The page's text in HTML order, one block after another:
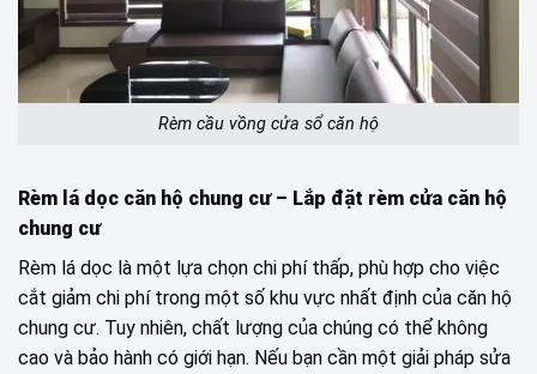
Rèm cầu vồng cửa sổ căn hộ
Rèm lá dọc căn hộ chung cư – Lắp đặt rèm cửa căn hộ
chung cư
Rèm lá dọc là một lựa chọn chi phí thấp, phù hợp cho việc
cắt giảm chi phí trong một số khu vực nhất định của căn hộ
chung cư. Tuy nhiên, chất lượng của chúng có thể không
cao và bảo hành có giới hạn. Nếu bạn cần một giải pháp sửa